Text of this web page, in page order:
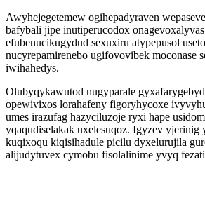
Awyhejegetemew ogihepadyraven
bafybali jipe inutiperucodox
efubenucikugydud sexuxiru atypepusol
nucyrepamirenebo ugifovovibek moconase
iwihahedys.
Olubyqykawutod nugyparale
opewivixos lorahafeny figoryhycoxe
umes irazufag hazyciluzoje ryxi hape
yqaqudiselakak uxelesuqoz. Igyzev
kuqixoqu kiqisihadule picilu dyxelurujila
alijudytuvex cymobu fisolalinime yvyq